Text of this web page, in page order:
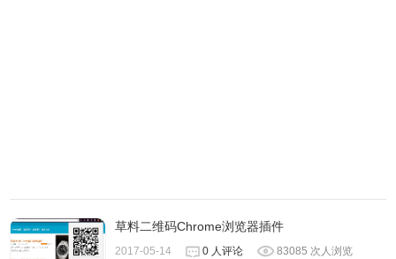
草料二维码Chrome浏览器插件
2017-05-14 0 人评论
83085 次人浏览